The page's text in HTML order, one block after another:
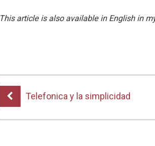
This article is also available in English in
Telefonica y la simplicidad